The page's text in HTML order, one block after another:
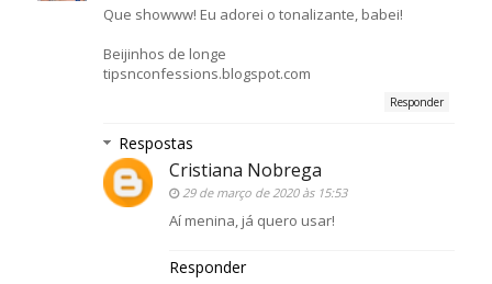
Que showww! Eu adorei o tonalizante, babei!
Beijinhos de longe
tipsnconfessions.blogspot.com
Responder
Respostas
Cristiana Nobrega
29 de março de 2020 às 15:53
Aí menina, já quero usar!
Responder